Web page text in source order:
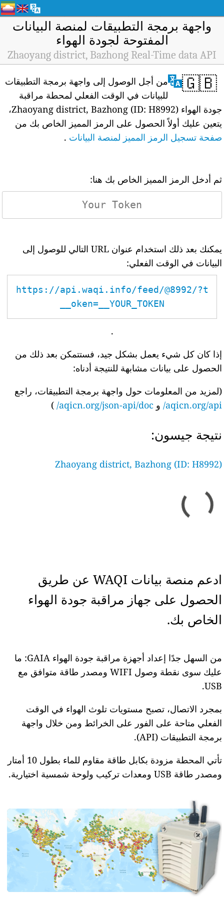
واجهة برمجة التطبيقات لمنصة البيانات
المفتوحة لجودة الهواء
Zhaoyang district, Bazhong Real-Time data API
🇬🇧
من أجل الوصول إلى واجهة برمجة التطبيقات
للبيانات في الوقت الفعلي لمحطة مراقبة
جودة الهواء Zhaoyang district, Bazhong (ID: H8992)،
يتعين عليك أولاً الحصول على الرمز المميز الخاص بك من
صفحة تسجيل الرمز المميز لمنصة البيانات .
ثم أدخل الرمز المميز الخاص بك هنا:
يمكنك بعد ذلك استخدام عنوان URL التالي للوصول إلى
البيانات في الوقت الفعلي:
https://api.waqi.info/feed/@8992/?t
oken=__YOUR_TOKEN__
.
إذا كان كل شيء يعمل بشكل جيد، فستتمكن بعد ذلك من
الحصول على بيانات مشابهة للنتيجة أدناه:
(لمزيد من المعلومات حول واجهة برمجة التطبيقات، راجع
aqicn.org/api/ و aqicn.org/json-api/doc/
)
نتيجة جيسون:
Zhaoyang district, Bazhong (ID: H8992)
ادعم منصة بيانات WAQI عن طريق
الحصول على جهاز مراقبة جودة الهواء
الخاص بك.
من السهل جدًا إعداد أجهزة مراقبة جودة الهواء GAIA: ما
عليك سوى نقطة وصول WIFI ومصدر طاقة متوافق مع
USB.
بمجرد الاتصال، تصبح مستويات تلوث الهواء في الوقت
الفعلي متاحة على الفور على الخرائط ومن خلال واجهة
برمجة التطبيقات (API).
تأتي المحطة مزودة بكابل طاقة مقاوم للماء بطول 10 أمتار
ومصدر طاقة USB ومعدات تركيب ولوحة شمسية اختيارية.